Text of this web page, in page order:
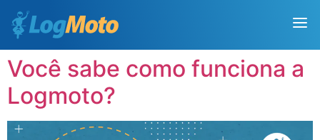
Você sabe como funciona a
Logmoto?